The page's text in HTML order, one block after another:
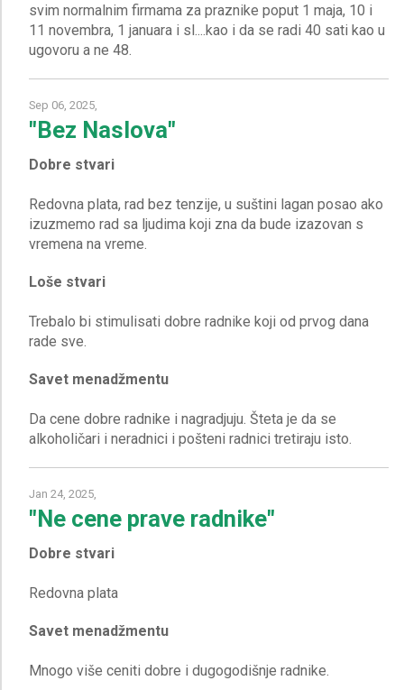
svim normalnim firmama za praznike poput 1 maja, 10 i
11 novembra, 1 januara i sl....kao i da se radi 40 sati kao u
Sep 06, 2025,
"Bez Naslova"
Dobre stvari
Redovna plata, rad bez tenzije, u suštini lagan posao ako
izuzmemo rad sa ljudima koji zna da bude izazovan s
Loše stvari
Trebalo bi stimulisati dobre radnike koji od prvog dana
Savet menadžmentu
Da cene dobre radnike i nagradjuju. Šteta je da se
Jan 24, 2025,
"Ne cene prave radnike"
Dobre stvari
Savet menadžmentu